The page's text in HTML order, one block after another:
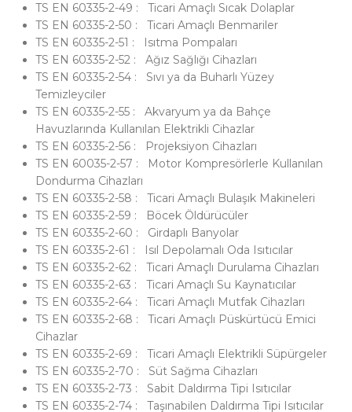
TS EN 60335-2-49 : Ticari Amaçlı Sıcak Dolaplar
TS EN 60335-2-50 : Ticari Amaçlı Benmariler
TS EN 60335-2-51 : Isıtma Pompaları
TS EN 60335-2-52 : Ağız Sağlığı Cihazları
TS EN 60335-2-54 : Sıvı ya da Buharlı Yüzey
Temizleyciler
TS EN 60335-2-55 : Akvaryum ya da Bahçe
Havuzlarında Kullanılan Elektrikli Cihazlar
TS EN 60335-2-56 : Projeksiyon Cihazları
TS EN 60035-2-57 : Motor Kompresörlerle Kullanılan
Dondurma Cihazları
TS EN 60335-2-58 : Ticari Amaçlı Bulaşık Makineleri
TS EN 60335-2-59 : Böcek Öldürücüler
TS EN 60335-2-60 : Girdaplı Banyolar
TS EN 60335-2-61 : Isıl Depolamalı Oda Isıtıcılar
TS EN 60335-2-62 : Ticari Amaçlı Durulama Cihazları
TS EN 60335-2-63 : Ticari Amaçlı Su Kaynatıcılar
TS EN 60335-2-64 : Ticari Amaçlı Mutfak Cihazları
TS EN 60335-2-68 : Ticari Amaçlı Püskürtücü Emici
Cihazlar
TS EN 60335-2-69 : Ticari Amaçlı Elektrikli Süpürgeler
TS EN 60335-2-70 : Süt Sağma Cihazları
TS EN 60335-2-73 : Sabit Daldırma Tipi Isıtıcılar
TS EN 60335-2-74 : Taşınabilen Daldırma Tipi Isıtıcılar